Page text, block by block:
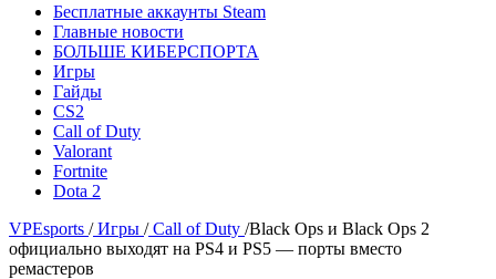
Бесплатные аккаунты Steam
Главные новости
БОЛЬШЕ КИБЕРСПОРТА
Игры
Гайды
CS2
Call of Duty
Valorant
Fortnite
Dota 2
VPEsports / Игры / Call of Duty /Black Ops и Black Ops 2
официально выходят на PS4 и PS5 — порты вместо
ремастеров